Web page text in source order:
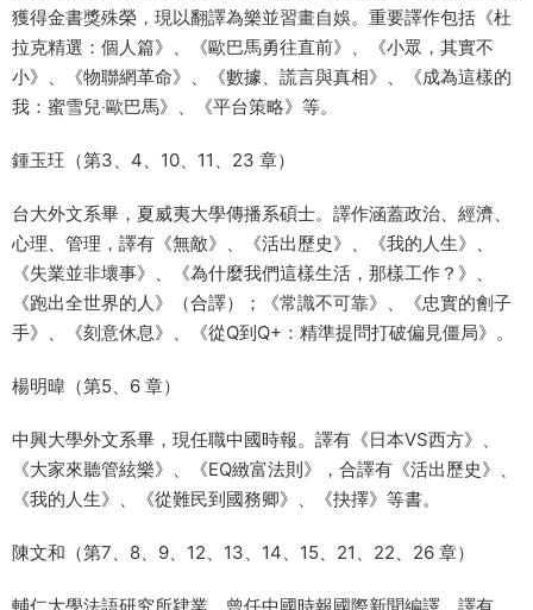
獲得金書獎殊榮，現以翻譯為樂並習畫自娛。重要譯作包括《杜
拉克精選：個人篇》、《歐巴馬勇往直前》、《小眾，其實不
小》、《物聯網革命》、《數據、謊言與真相》、《成為這樣的
我：蜜雪兒‧歐巴馬》、《平台策略》等。
鍾玉玨（第3、4、10、11、23 章）
台大外文系畢，夏威夷大學傳播系碩士。譯作涵蓋政治、經濟、
心理、管理，譯有《無敵》、《活出歷史》、《我的人生》、
《失業並非壞事》、《為什麼我們這樣生活，那樣工作？》、
《跑出全世界的人》（合譯）；《常識不可靠》、《忠實的劊子
手》、《刻意休息》、《從Q到Q+：精準提問打破偏見僵局》。
楊明暐（第5、6 章）
中興大學外文系畢，現任職中國時報。譯有《日本VS西方》、
《大家來聽管絃樂》、《EQ緻富法則》，合譯有《活出歷史》、
《我的人生》、《從難民到國務卿》、《抉擇》等書。
陳文和（第7、8、9、12、13、14、15、21、22、26 章）